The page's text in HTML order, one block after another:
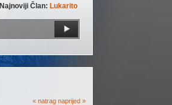
Najnoviji Član: Lukarito
« natrag naprijed »